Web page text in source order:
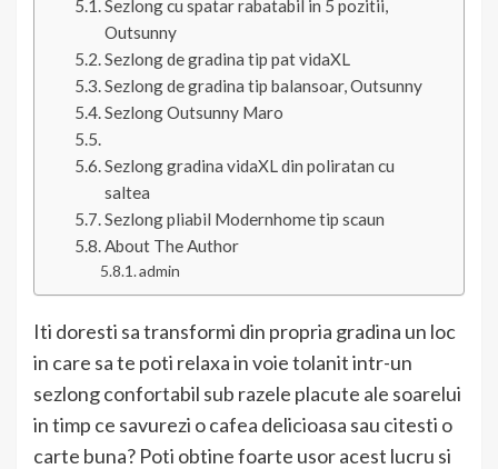
Sezlong cu spatar rabatabil in 5 pozitii,
Outsunny
Sezlong de gradina tip pat vidaXL
Sezlong de gradina tip balansoar, Outsunny
Sezlong Outsunny Maro
Sezlong gradina vidaXL din poliratan cu
saltea
Sezlong pliabil Modernhome tip scaun
About The Author
admin
Iti doresti sa transformi din propria gradina un loc
in care sa te poti relaxa in voie tolanit intr-un
sezlong confortabil sub razele placute ale soarelui
in timp ce savurezi o cafea delicioasa sau citesti o
carte buna? Poti obtine foarte usor acest lucru si